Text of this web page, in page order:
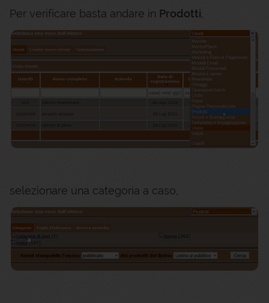
Per verificare basta andare in Prodotti
selezionare una categoria a caso,